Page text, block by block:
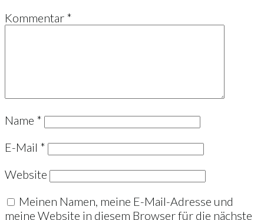
Kommentar *
Name *
E-Mail *
Website
Meinen Namen, meine E-Mail-Adresse und
meine Website in diesem Browser für die nächste